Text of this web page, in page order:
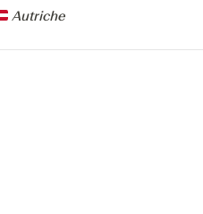
Autriche